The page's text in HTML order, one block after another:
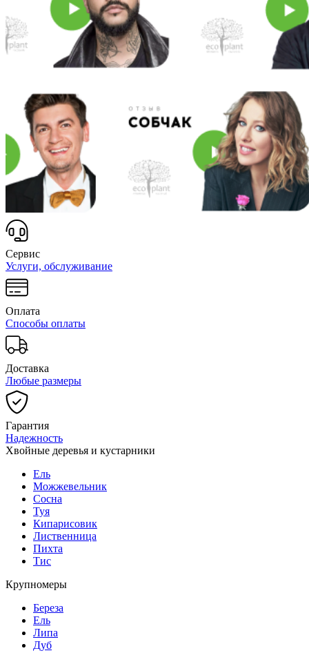
Сервис
Услуги, обслуживание
Оплата
Способы оплаты
Доставка
Любые размеры
Гарантия
Надежность
Хвойные деревья и кустарники
Ель
Можжевельник
Сосна
Туя
Кипарисовик
Лиственница
Пихта
Тис
Крупномеры
Береза
Ель
Липа
Дуб